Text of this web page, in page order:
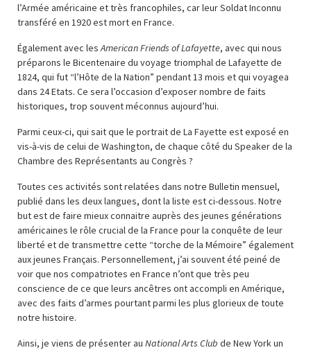
l’Armée américaine et très francophiles, car leur Soldat Inconnu
transféré en 1920 est mort en France.
Également avec lesAmerican Friends of Lafayette, avec qui nous
préparons le Bicentenaire du voyage triomphal de Lafayette de
1824, qui fut “l’Hôte de la Nation” pendant 13 mois et qui voyagea
dans 24 Etats. Ce sera l’occasion d’exposer nombre de faits
historiques, trop souvent méconnus aujourd’hui.
Parmi ceux-ci, qui sait que le portrait de La Fayette est exposé en
vis-à-vis de celui de Washington, de chaque côté du Speaker de la
Chambre des Représentants au Congrès ?
Toutes ces activités sont relatées dans notre Bulletin mensuel,
publié dans les deux langues, dont la liste est ci-dessous. Notre
but est de faire mieux connaitre auprès des jeunes générations
américaines le rôle crucial de la France pour la conquête de leur
liberté et de transmettre cette “torche de la Mémoire” également
aux jeunes Français. Personnellement, j’ai souvent été peiné de
voir que nos compatriotes en France n’ont que très peu
conscience de ce que leurs ancêtres ont accompli en Amérique,
avec des faits d’armes pourtant parmi les plus glorieux de toute
notre histoire.
Ainsi, je viens de présenter au National Arts Club de New York un